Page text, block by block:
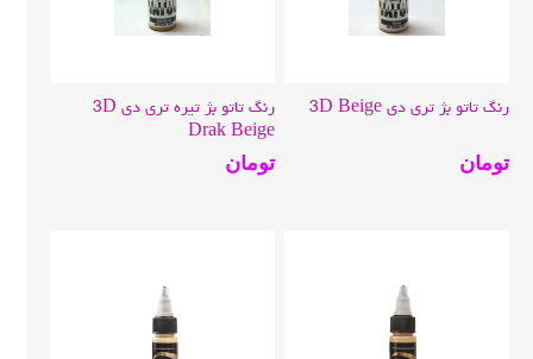
رنگ تاتو بژ تری دی 3D Beige
تومان
رنگ تاتو بژ تیره تری دی 3D
Drak Beige
تومان